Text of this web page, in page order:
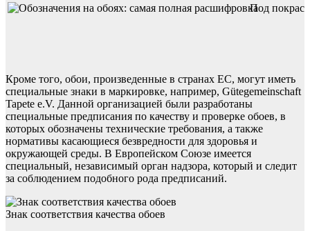
Под
Кроме того, обои, произведенные в странах ЕС, могут иметь
специальные знаки в маркировке, например, Gütegemeinschaft
Tapete e.V. Данной организацией были разработаны
специальные предписания по качеству и проверке обоев, в
которых обозначены технические требования, а также
нормативы касающиеся безвредности для здоровья и
окружающей среды. В Европейском Союзе имеется
специальный, независимый орган надзора, который и следит
за соблюдением подобного рода предписаний.
Знак соответствия качества обоев